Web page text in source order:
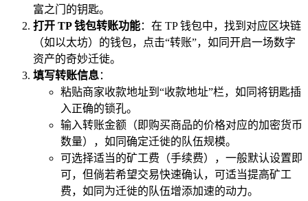
富之门的钥匙。
打开 TP 钱包转账功能：在 TP 钱包中，找到对应区块链
（如以太坊）的钱包，点击“转账”，如同开启一场数字
资产的奇妙迁徙。
填写转账信息：
粘贴商家收款地址到“收款地址”栏，如同将钥匙插
入正确的锁孔。
输入转账金额（即购买商品的价格对应的加密货币
数量），如同确定迁徙的队伍规模。
可选择适当的矿工费（手续费），一般默认设置即
可，但倘若希望交易快速确认，可适当提高矿工
费，如同为迁徙的队伍增添加速的动力。